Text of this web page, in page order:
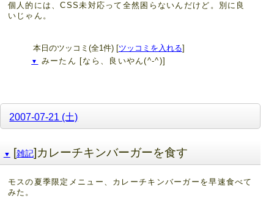
個人的には、CSS未対応って全然困らないんだけど。別に良
いじゃん。
本日のツッコミ(全1件) [ツッコミを入れる]
▼ みーたん [なら、良いやん(^-^)]
2007-07-21 (土)
▼ [雑記]カレーチキンバーガーを食す
モスの夏季限定メニュー、カレーチキンバーガーを早速食べて
みた。